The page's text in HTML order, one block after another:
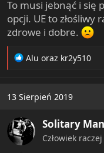
To musi jebnąć i się
opcji. UE to złośliwy
zdrowe i dobre.
R
t
o
n
s
Alu oraz kr2y510
13 Sierpień 2019
Solitary Man
Człowiek